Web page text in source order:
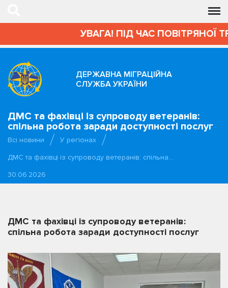
УВАГА! ПІД ЧАС ПОВІТРЯНОЇ
ДЕРЖАВНА МІГРАЦІЙНА
СЛУЖБА УКРАЇНИ
ДМС та фахівці із супроводу ветеранів:
спільна робота заради доступності послуг
Всі новини
У регіонах
ДМС та фахівці із супроводу ветеранів: спільна…
30.06.2026
ДМС та фахівці із супроводу ветеранів:
спільна робота заради доступності послуг